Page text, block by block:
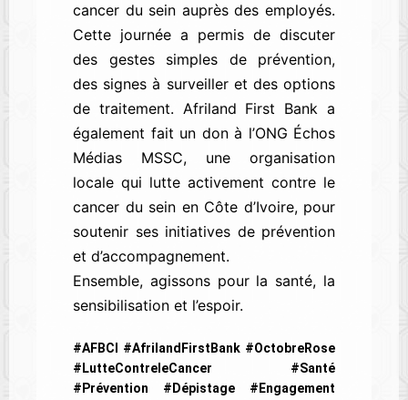
cancer du sein auprès des employés.
Cette journée a permis de discuter
des gestes simples de prévention,
des signes à surveiller et des options
de traitement. Afriland First Bank a
également fait un don à l’ONG Échos
Médias MSSC, une organisation
locale qui lutte activement contre le
cancer du sein en Côte d’Ivoire, pour
soutenir ses initiatives de prévention
et d’accompagnement.
Ensemble, agissons pour la santé, la
sensibilisation et l’espoir.
#AFBCI #AfrilandFirstBank #OctobreRose
#LutteContreleCancer #Santé
#Prévention #Dépistage #Engagement